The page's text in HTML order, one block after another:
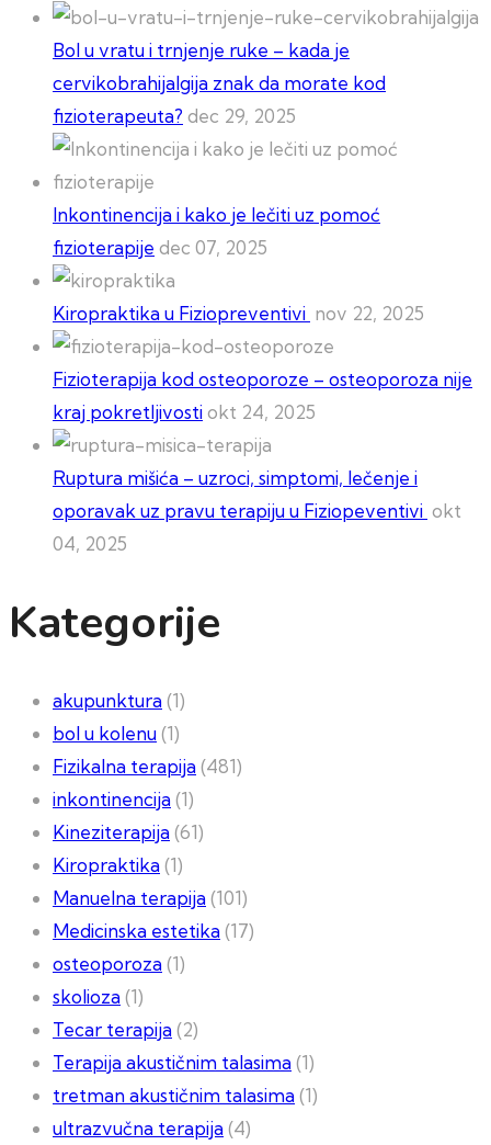
Bol u vratu i trnjenje ruke – kada je
cervikobrahijalgija znak da morate kod
fizioterapeuta? dec 29, 2025
Inkontinencija i kako je lečiti uz pomoć
fizioterapije dec 07, 2025
Kiropraktika u Fiziopreventivi nov 22, 2025
Fizioterapija kod osteoporoze – osteoporoza nije
kraj pokretljivostiokt 24, 2025
Ruptura mišića – uzroci, simptomi, lečenje i
oporavak uz pravu terapiju u Fiziopeventivi okt
04, 2025
Kategorije
akupunktura(1)
bol u kolenu(1)
Fizikalna terapija(481)
inkontinencija(1)
Kineziterapija(61)
Kiropraktika(1)
Manuelna terapija(101)
Medicinska estetika(17)
osteoporoza(1)
skolioza(1)
Tecar terapija(2)
Terapija akustičnim talasima(1)
tretman akustičnim talasima(1)
ultrazvučna terapija(4)